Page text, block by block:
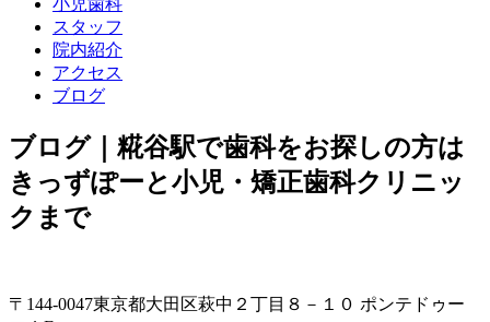
小児歯科
スタッフ
院内紹介
アクセス
ブログ
ブログ｜糀谷駅で歯科をお探しの方は
きっずぽーと小児・矯正歯科クリニッ
クまで
〒144-0047東京都大田区萩中２丁目８－１０ ポンテドゥー